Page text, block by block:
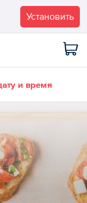
Установить
и время